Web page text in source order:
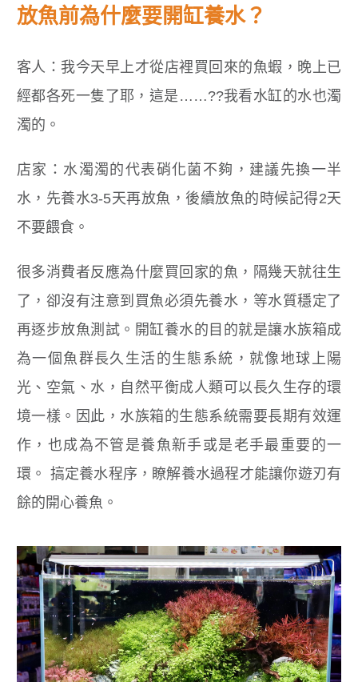
放魚前為什麼要開缸養水？
客人：我今天早上才從店裡買回來的魚蝦，晚上已
經都各死一隻了耶，這是……??我看水缸的水也濁
濁的。
店家：水濁濁的代表硝化菌不夠，建議先換一半
水，先養水3-5天再放魚，後續放魚的時候記得2天
不要餵食。
很多消費者反應為什麼買回家的魚，隔幾天就往生
了，卻沒有注意到買魚必須先養水，等水質穩定了
再逐步放魚測試。開缸養水的目的就是讓水族箱成
為一個魚群長久生活的生態系統，就像地球上陽
光、空氣、水，自然平衡成人類可以長久生存的環
境一樣。因此，水族箱的生態系統需要長期有效運
作，也成為不管是養魚新手或是老手最重要的一
環。 搞定養水程序，瞭解養水過程才能讓你遊刃有
餘的開心養魚。